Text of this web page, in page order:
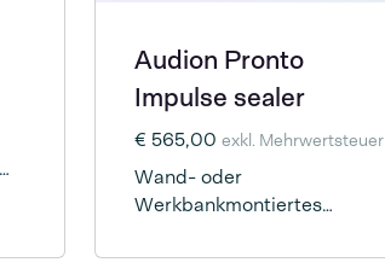
Audion Pronto
Impulse sealer
€ 565,00 exkl. Mehrwertsteuer
Wand- oder
Werkbankmontiertes